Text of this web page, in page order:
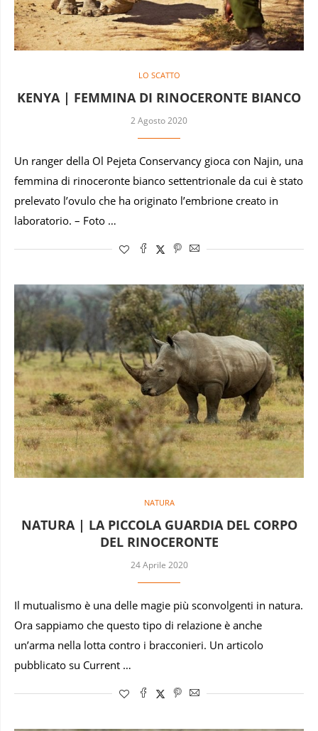
LO SCATTO
KENYA | FEMMINA DI RINOCERONTE BIANCO
2 Agosto 2020
Un ranger della Ol Pejeta Conservancy gioca con Najin, una
femmina di rinoceronte bianco settentrionale da cui è stato
prelevato l’ovulo che ha originato l’embrione creato in
laboratorio. – Foto …
NATURA
NATURA | LA PICCOLA GUARDIA DEL CORPO
DEL RINOCERONTE
24 Aprile 2020
Il mutualismo è una delle magie più sconvolgenti in natura.
Ora sappiamo che questo tipo di relazione è anche
un’arma nella lotta contro i bracconieri. Un articolo
pubblicato su Current …